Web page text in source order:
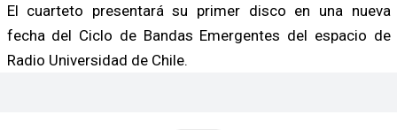
El cuarteto presentará su primer disco en una nueva
fecha del Ciclo de Bandas Emergentes del espacio de
Radio Universidad de Chile.